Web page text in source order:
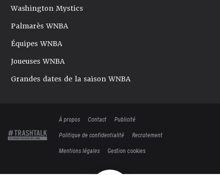
Washington Mystics
Palmarès WNBA
Équipes WNBA
Joueuses WNBA
Grandes dates de la saison WNBA
À propos Contact
Publicité
Politique de confidentialité
Recrutement
Mentions légales
Gestion cookies